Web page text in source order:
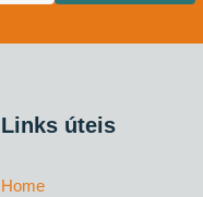
Links úteis
Home